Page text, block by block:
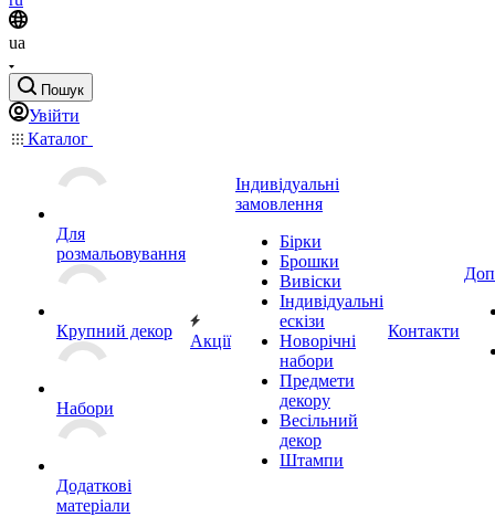
ua
Пошук
Увійти
Каталог
Для
розмальовування
Крупний декор
Набори
Додаткові
матеріали
Акції
Індивідуальні
замовлення
Бірки
Брошки
Вивіски
Індивідуальні
ескізи
Новорічні
набори
Предмети
декору
Весільний
декор
Штампи
Контакти